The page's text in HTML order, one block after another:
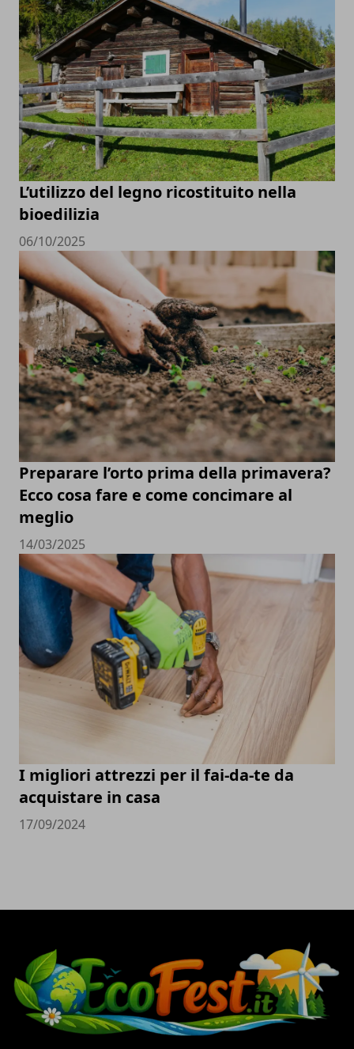
L’utilizzo del legno ricostituito nella
bioedilizia
06/10/2025
Preparare l’orto prima della primavera?
Ecco cosa fare e come concimare al
meglio
14/03/2025
I migliori attrezzi per il fai-da-te da
acquistare in casa
17/09/2024